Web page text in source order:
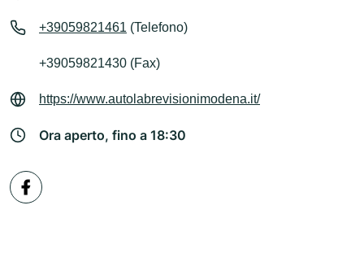
+39059821461 (Telefono)
+39059821430 (Fax)
https://www.autolabrevisionimodena.it/
Ora aperto, fino a 18:30